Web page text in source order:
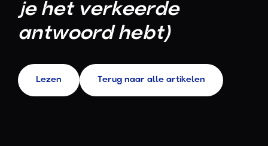
je het verkeerde
antwoord hebt)
Lezen Terug naar alle artikelen